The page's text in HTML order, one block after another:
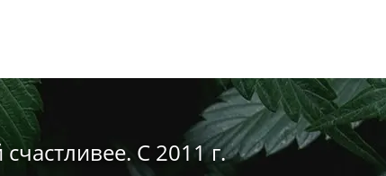
С 2011 г.